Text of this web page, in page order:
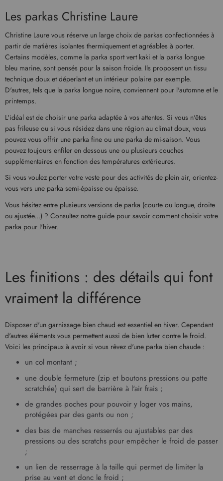
Les parkas Christine Laure
Christine Laure vous réserve un large choix de parkas confectionnées à
partir de matières isolantes thermiquement et agréables à porter.
Certains modèles, comme la parka sport vert kaki et la parka longue
bleu marine, sont pensés pour la saison froide. Ils proposent un tissu
technique doux et déperlant et un intérieur polaire par exemple.
D'autres, tels que la parka longue noire, conviennent pour l'automne et le
printemps.
L'idéal est de choisir une parka adaptée à vos attentes. Si vous n'êtes
pas frileuse ou si vous résidez dans une région au climat doux, vous
pouvez vous offrir une parka fine ou une parka de mi-saison. Vous
pouvez toujours enfiler en dessous une ou plusieurs couches
supplémentaires en fonction des températures extérieures.
Si vous voulez porter votre veste pour des activités de plein air, orientez-
vous vers une parka semi-épaisse ou épaisse.
Vous hésitez entre plusieurs versions de parka (courte ou longue, droite
ou ajustée...) ? Consultez notre guide pour savoir comment choisir votre
parka pour l'hiver.
Les finitions : des détails qui font
vraiment la différence
Disposer d'un garnissage bien chaud est essentiel en hiver. Cependant
d'autres éléments vous permettent aussi de bien lutter contre le froid.
Voici les principaux à avoir si vous rêvez d'une parka bien chaude :
un col montant ;
une double fermeture (zip et boutons pressions ou patte
scratchée) qui sert de barrière à l'air frais ;
de grandes poches pour pouvoir y loger vos mains,
protégées par des gants ou non ;
des bas de manches resserrés ou ajustables par des
pressions ou des scratchs pour empêcher le froid de passer
;
un lien de resserrage à la taille qui permet de limiter la
prise au vent et donc le froid ;